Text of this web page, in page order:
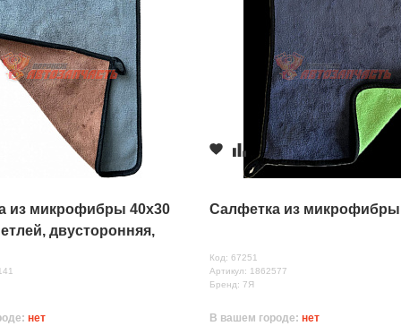
из микрофибры 40х30
двусторонняя,
нет
Салфетка из микрофибры
Код: 67251
Артикул: 1862577
Бренд: 7Я
В вашем городе:нет